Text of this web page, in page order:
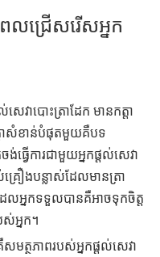
លជ្រើសរើសអ្នក
វាបោះត្រាដែក មានកត្តា
តាសំខាន់បំផុតមួយគឺបទ
ើការជាមួយអ្នកផ្តល់សេវា
រឿងបន្លាស់ដែលមានត្រា
លអ្នកទទួលបានគឺអាចទុកចិត្ត
អ្នក។
ត្ថភាពរបស់អ្នកផ្តល់សេវា